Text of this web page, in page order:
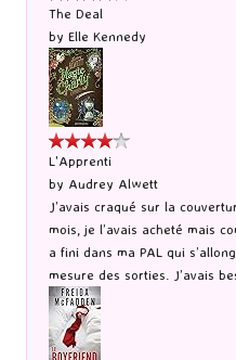
The Deal
by Elle Kennedy
L'Apprenti
by Audrey Alwett
J’avais craqué sur la
mois, je l’avais acheté mais
a fini dans ma PAL qui
mesure des sorties. J’avais